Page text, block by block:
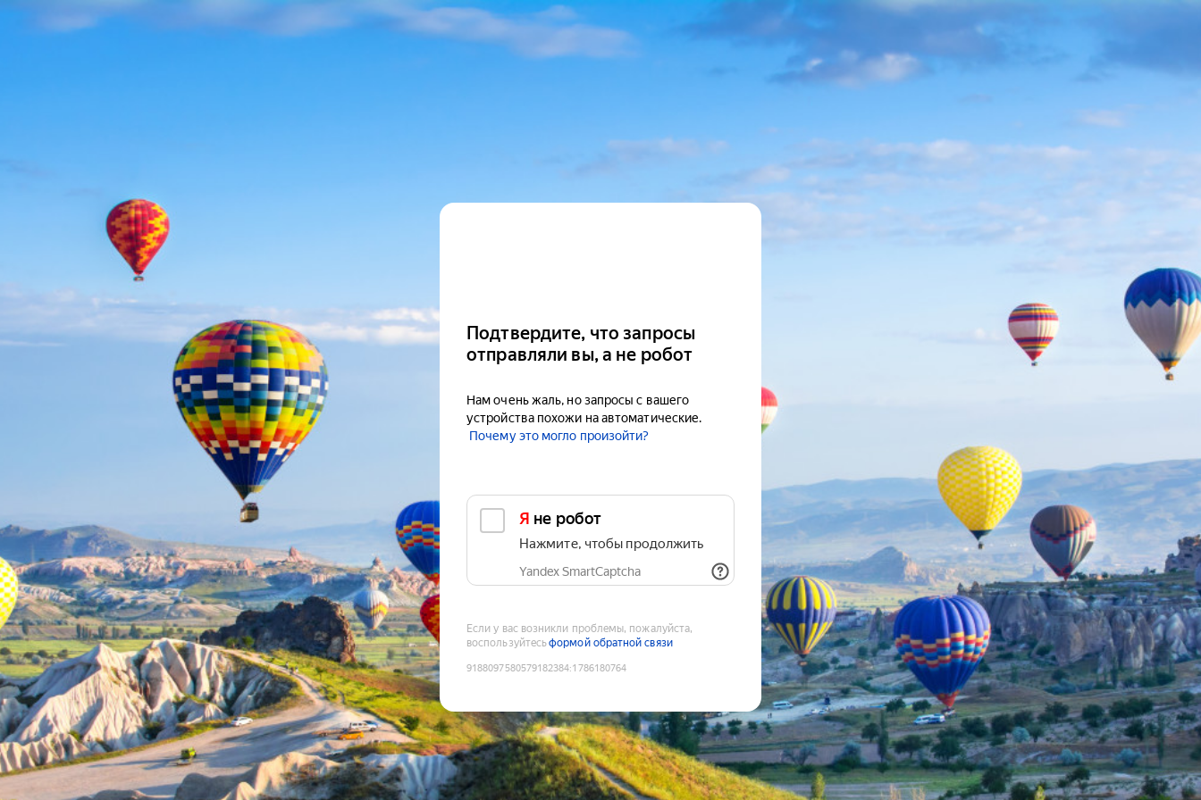
Подтвердите, что запросы
отправляли вы, а не робот
Нам очень жаль, но запросы с вашего
устройства похожи на автоматические.
Почему это могло произойти?
Я не робот
Нажмите, чтобы продолжить
Yandex SmartCaptcha
Если у вас возникли проблемы, пожалуйста,
воспользуйтесьформой обратной связи
9188097580579182384:1786180764